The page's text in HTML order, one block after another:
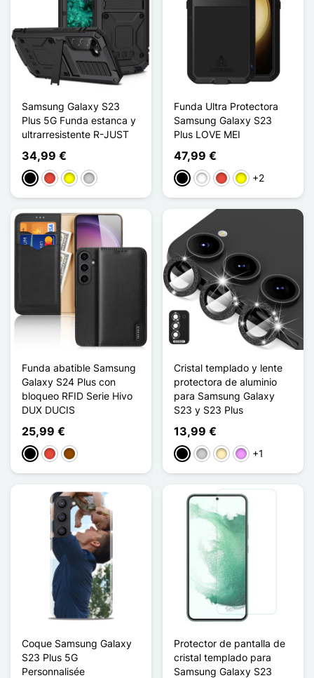
Samsung Galaxy S23
Plus 5G Funda estanca y
ultrarresistente R-JUST
34,99 €
NegroRojoAmarillo
Plata
Funda Ultra Protectora
Samsung Galaxy S23
Plus LOVE MEI
47,99 €
NegroBlancoRojoAmarillo
+2
Funda abatible Samsung
Galaxy S24 Plus con
bloqueo RFID Serie Hivo
DUX DUCIS
25,99 €
NegroRojoMarrón
Cristal templado y lente
protectora de aluminio
para Samsung Galaxy
S23 y S23 Plus
13,99 €
NegroPlataOro Morado claro
+1
Coque Samsung Galaxy
S23 Plus 5G
Personnalisée
Protector de pantalla de
cristal templado para
Samsung Galaxy S23